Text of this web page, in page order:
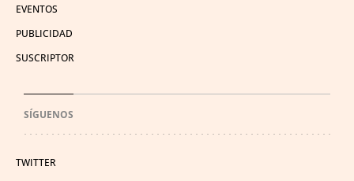
EVENTOS
PUBLICIDAD
SUSCRIPTOR
SÍGUENOS
TWITTER